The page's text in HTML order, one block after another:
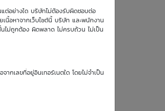
ต่อย่างใด บริษัทไม่ต้องรับผิดชอบต่อ
นื้อหาจากเว็บไซต์นี้ บริษัท และพนักงาน
นไม่ถูกต้อง ผิดพลาด ไม่ครบถ้วน ไม่เป็น
กเลขที่อยู่อินเทอร์เนตใด โดยไม่จำเป็น
สุดท้าย
7 ต.ค. 2569
43